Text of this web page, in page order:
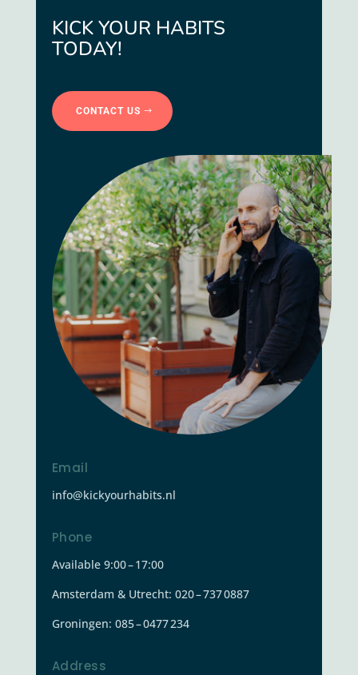
KICK YOUR HABITS
TODAY!
CONTACT US
Email
info@kickyourhabits.nl
Phone
Available 9:00 – 17:00
Amsterdam & Utrecht: 020 – 737 0887
Groningen: 085 – 0477 234
Address